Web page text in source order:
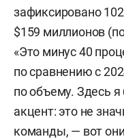
зафиксировано
$159 миллионов
«Это минус 40
по сравнению с
по объему. Здесь
акцент: это не
команды, — вот